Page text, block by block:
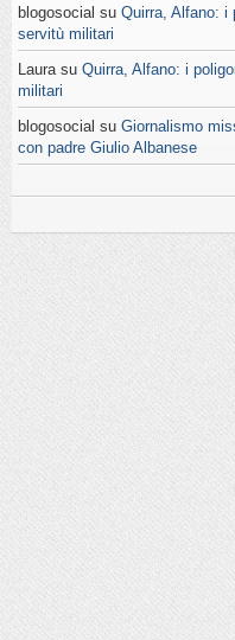
blogosocial su Quirra, Alfano: i
servitù militari
Laura su Quirra, Alfano: i
militari
blogosocial su Giornalismo
con padre Giulio Albanese